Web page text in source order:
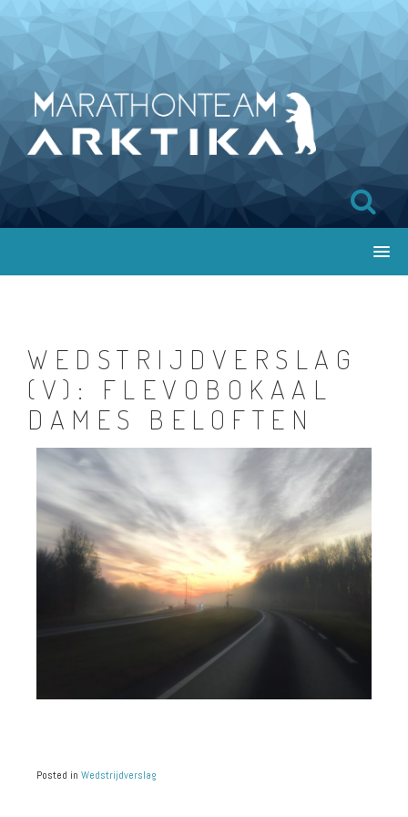
WEDSTRIJDVERSLAG
(V): FLEVOBOKAAL
DAMES BELOFTEN
Posted in Wedstrijdverslag